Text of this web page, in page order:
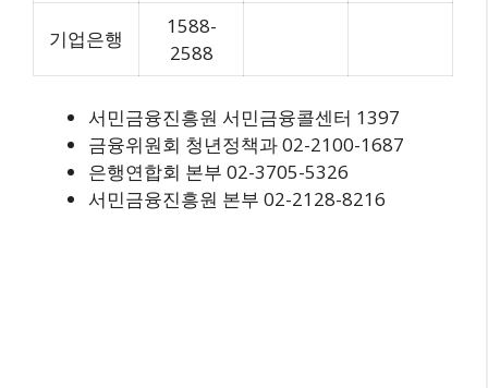
기업은행
1588-
2588
서민금융진흥원 서민금융콜센터 1397
금융위원회 청년정책과 02-2100-1687
은행연합회 본부 02-3705-5326
서민금융진흥원 본부 02-2128-8216